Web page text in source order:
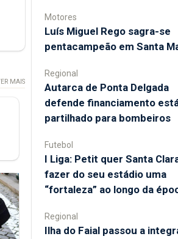
MAIS
Motores
Luís Miguel Rego sagra-se
pentacampeão em Santa
Regional
Autarca de Ponta Delgada
defende financiamento
partilhado para bombeiros
Futebol
I Liga: Petit quer Santa
fazer do seu estádio uma
“fortaleza” ao longo da
Regional
Ilha do Faial passou a